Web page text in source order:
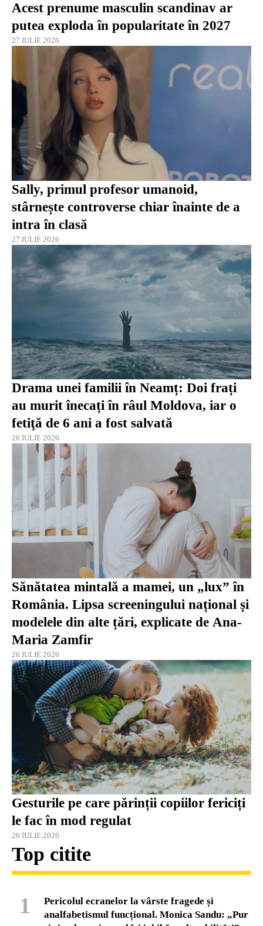
Acest prenume masculin scandinav ar
putea exploda în popularitate în 2027
27 IULIE 2026
Sally, primul profesor umanoid,
stârnește controverse chiar înainte de a
intra în clasă
27 IULIE 2026
Drama unei familii în Neamț: Doi frați
au murit înecați în râul Moldova, iar o
fetiţă de 6 ani a fost salvată
26 IULIE 2026
Sănătatea mintală a mamei, un „lux” în
România. Lipsa screeningului național și
modelele din alte țări, explicate de Ana-
Maria Zamfir
26 IULIE 2026
Gesturile pe care părinții copiilor fericiți
le fac în mod regulat
26 IULIE 2026
Top citite
1
Pericolul ecranelor la vârste fragede și
analfabetismul funcțional. Monica Sandu: „Pur